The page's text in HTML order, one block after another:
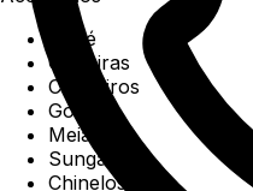
Boné
Carteiras
Chaveiros
Gorros
Meias
Sunga
Chinelos